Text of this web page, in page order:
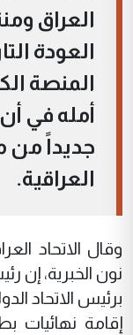
العراق
العودة
المنصة
أمله في
جديداً من
العراقية.
وقال الاتحاد
نون الخبرية، إن